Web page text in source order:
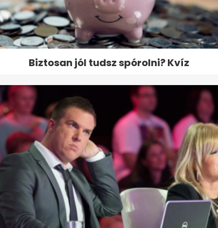
Biztosan jól tudsz spórolni? Kvíz